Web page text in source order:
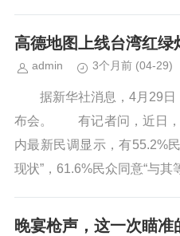
高德地图上线台湾红
admin 3个月前 (04-29)
据新华社消息，4月29日
布会。 有记者问，近日，
内最新民调显示，有55.2%
现状”，61.6%民众同意“与其
晚宴枪声，这一次瞄